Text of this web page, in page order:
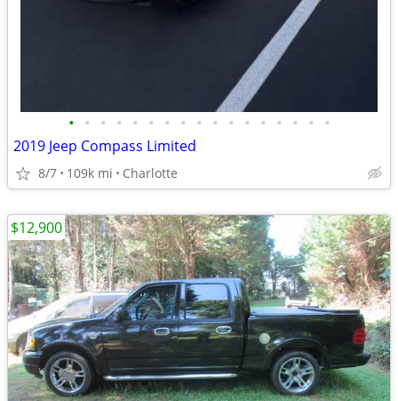
• • • • • • • • • • • • • • • • •
2019 Jeep Compass Limited
8/7 109k mi Charlotte
$12,900